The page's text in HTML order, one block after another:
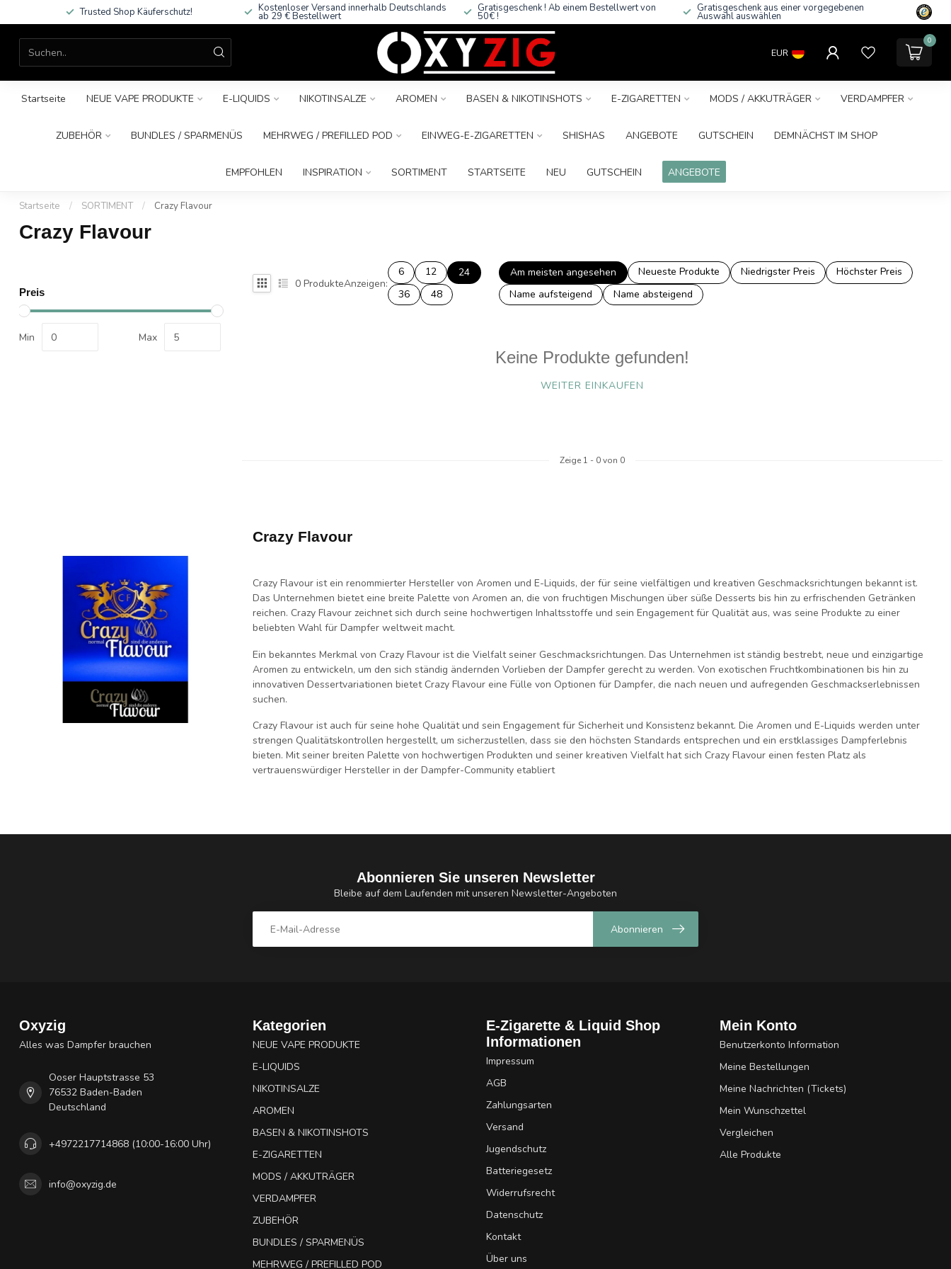
Trusted Shop Käuferschutz! Kostenloser Versand innerhalb Deutschlands
ab 29 € Bestellwert
Gratisgeschenk ! Ab einem Bestellwert von
50€ !
Gratisgeschenk aus einer vorgegebenen
Auswahl auswählen
EUR
0
Startseite NEUE VAPE PRODUKTE E-LIQUIDS NIKOTINSALZE AROMEN BASEN & NIKOTINSHOTS E-ZIGARETTEN MODS / AKKUTRÄGER VERDAMPFER
ZUBEHÖR BUNDLES / SPARMENÜS MEHRWEG / PREFILLED POD EINWEG-E-ZIGARETTEN SHISHAS ANGEBOTE GUTSCHEIN DEMNÄCHST IM SHOP
EMPFOHLEN INSPIRATION SORTIMENT STARTSEITE NEU GUTSCHEIN ANGEBOTE
Startseite / SORTIMENT / Crazy Flavour
Crazy Flavour
Preis
Min Max
0 ProdukteAnzeigen:
6 12
24
36
48
Am meisten angesehen Neueste Produkte Niedrigster Preis
Höchster Preis
Name aufsteigend
Name absteigend
Keine Produkte gefunden!
WEITER EINKAUFEN
Zeige 1 - 0von 0
Crazy Flavour
Crazy Flavour ist ein renommierter Hersteller von Aromen und E-Liquids, der für seine vielfältigen und kreativen Geschmacksrichtungen bekannt ist.
Das Unternehmen bietet eine breite Palette von Aromen an, die von fruchtigen Mischungen über süße Desserts bis hin zu erfrischenden Getränken
reichen. Crazy Flavour zeichnet sich durch seine hochwertigen Inhaltsstoffe und sein Engagement für Qualität aus, was seine Produkte zu einer
beliebten Wahl für Dampfer weltweit macht.
Ein bekanntes Merkmal von Crazy Flavour ist die Vielfalt seiner Geschmacksrichtungen. Das Unternehmen ist ständig bestrebt, neue und einzigartige
Aromen zu entwickeln, um den sich ständig ändernden Vorlieben der Dampfer gerecht zu werden. Von exotischen Fruchtkombinationen bis hin zu
innovativen Dessertvariationen bietet Crazy Flavour eine Fülle von Optionen für Dampfer, die nach neuen und aufregenden Geschmackserlebnissen
suchen.
Crazy Flavour ist auch für seine hohe Qualität und sein Engagement für Sicherheit und Konsistenz bekannt. Die Aromen und E-Liquids werden unter
strengen Qualitätskontrollen hergestellt, um sicherzustellen, dass sie den höchsten Standards entsprechen und ein erstklassiges Dampferlebnis
bieten. Mit seiner breiten Palette von hochwertigen Produkten und seiner kreativen Vielfalt hat sich Crazy Flavour einen festen Platz als
vertrauenswürdiger Hersteller in der Dampfer-Community etabliert
Abonnieren Sie unseren Newsletter
Bleibe auf dem Laufenden mit unseren Newsletter-Angeboten
Abonnieren
Oxyzig
Alles was Dampfer brauchen
Ooser Hauptstrasse 53
76532 Baden-Baden
Deutschland
+4972217714868 (10:00-16:00 Uhr)
info@oxyzig.de
Kategorien
NEUE VAPE PRODUKTE
E-LIQUIDS
NIKOTINSALZE
AROMEN
BASEN & NIKOTINSHOTS
E-ZIGARETTEN
MODS / AKKUTRÄGER
VERDAMPFER
ZUBEHÖR
BUNDLES / SPARMENÜS
MEHRWEG / PREFILLED POD
E-Zigarette & Liquid Shop
Informationen
Impressum
AGB
Zahlungsarten
Versand
Jugendschutz
Batteriegesetz
Widerrufsrecht
Datenschutz
Kontakt
Über uns
Mein Konto
Benutzerkonto Information
Meine Bestellungen
Meine Nachrichten (Tickets)
Mein Wunschzettel
Vergleichen
Alle Produkte